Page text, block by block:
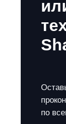
по